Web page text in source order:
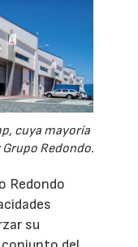
cuya mayoría
Redondo.
Redondo
su